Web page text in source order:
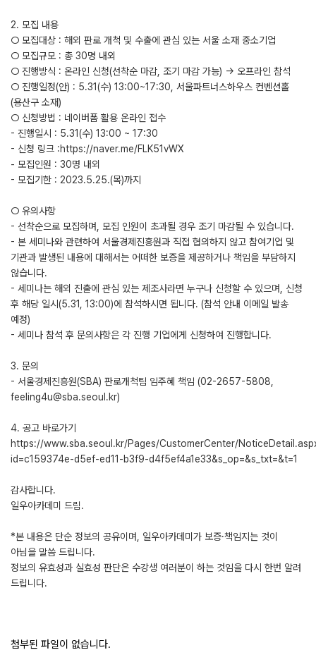
2. 모집 내용
○ 모집대상 : 해외 판로 개척 및 수출에 관심 있는 서울 소재 중소기업
○ 모집규모 : 총 30명 내외
○ 진행방식 : 온라인 신청(선착순 마감, 조기 마감 가능) → 오프라인 참석
○ 진행일정(안) : 5.31(수) 13:00~17:30, 서울파트너스하우스 컨벤션홀
(용산구 소재)
○ 신청방법 : 네이버폼 활용 온라인 접수
- 진행일시 : 5.31(수) 13:00 ~ 17:30
- 신청 링크 :https://naver.me/FLK51vWX
- 모집인원 : 30명 내외
- 모집기한 : 2023.5.25.(목)까지
○ 유의사항
- 선착순으로 모집하며, 모집 인원이 초과될 경우 조기 마감될 수 있습니다.
- 본 세미나와 관련하여 서울경제진흥원과 직접 협의하지 않고 참여기업 및
기관과 발생된 내용에 대해서는 어떠한 보증을 제공하거나 책임을 부담하지
않습니다.
- 세미나는 해외 진출에 관심 있는 제조사라면 누구나 신청할 수 있으며, 신청
후 해당 일시(5.31, 13:00)에 참석하시면 됩니다. (참석 안내 이메일 발송
예정)
- 세미나 참석 후 문의사항은 각 진행 기업에게 신청하여 진행합니다.
3. 문의
- 서울경제진흥원(SBA) 판로개척팀 임주혜 책임 (02-2657-5808,
feeling4u@sba.seoul.kr)
4. 공고 바로가기
https://www.sba.seoul.kr/Pages/CustomerCenter/
id=c159374e-d5ef-ed11-b3f9-d4f5ef4a1e33&s_op=&s_txt=&t=1
감사합니다.
일우아카데미 드림.
*본 내용은 단순 정보의 공유이며, 일우아카데미가 보증·책임지는 것이
아님을 말씀 드립니다.
정보의 유효성과 실효성 판단은 수강생 여러분이 하는 것임을 다시 한번 알려
드립니다.
첨부된 파일이 없습니다.